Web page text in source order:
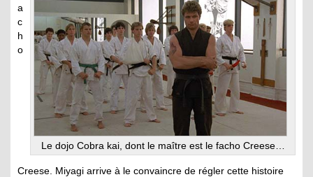
Le dojo Cobra kai, dont le maître est le facho Creese…
a
c
h
o
Creese. Miyagi arrive à le convaincre de régler cette histoire